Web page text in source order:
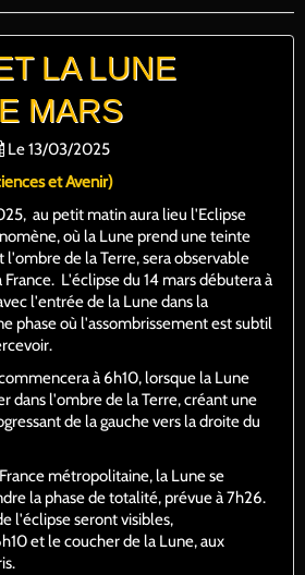
LA LUNE
MARS
Le 13/03/2025
et Avenir)
au petit matin aura lieu l'Eclipse
où la Lune prend une teinte
l'ombre de la Terre, sera observable
L'éclipse du 14 mars débutera à
l'entrée de la Lune dans la
phase où l'assombrissement est subtil
à 6h10, lorsque la Lune
dans l'ombre de la Terre, créant une
de la gauche vers la droite du
métropolitaine, la Lune se
la phase de totalité, prévue à 7h26.
l'éclipse seront visibles,
et le coucher de la Lune, aux